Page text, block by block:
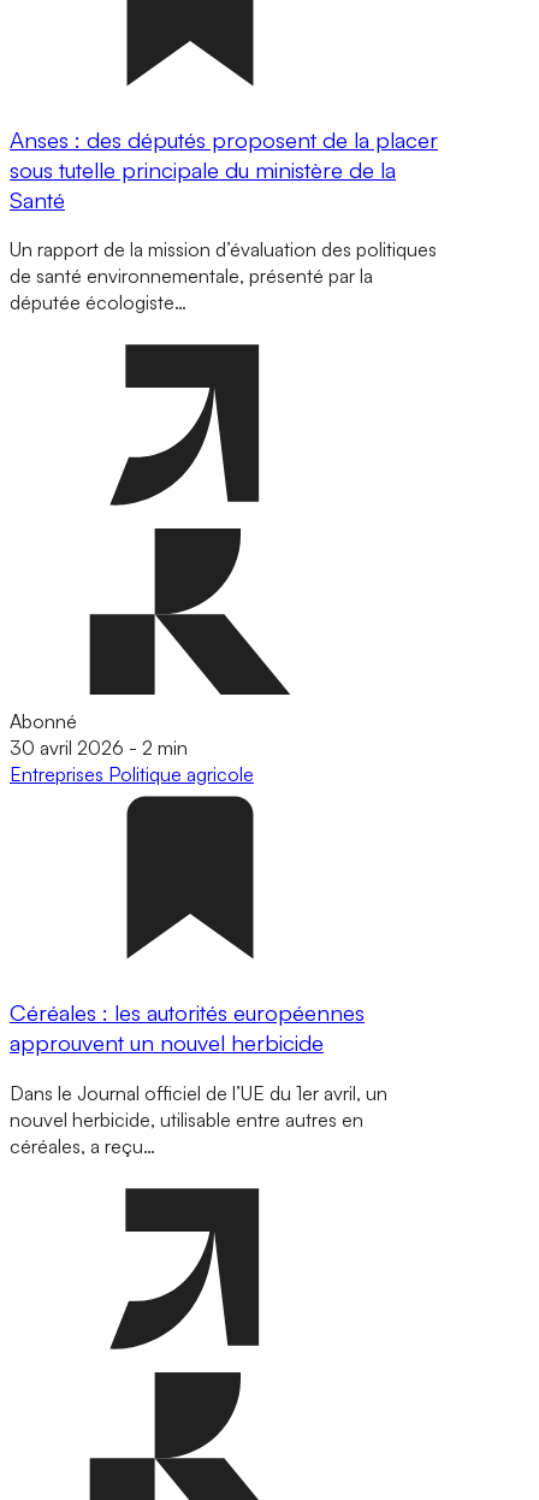
Anses : des députés proposent de la placer
sous tutelle principale du ministère de la
Santé
Un rapport de la mission d’évaluation des politiques
de santé environnementale, présenté par la
députée écologiste…
Abonné
30 avril 2026 - 2 min
Entreprises Politique agricole
Céréales : les autorités européennes
approuvent un nouvel herbicide
Dans le Journal officiel de l’UE du 1er avril, un
nouvel herbicide, utilisable entre autres en
céréales, a reçu…